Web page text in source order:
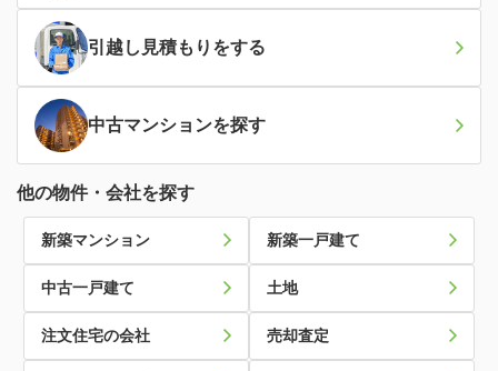
引越し見積もり をする
中古マンションを探す
他の物件・会社を探す
新築マンション 新築一戸建て
中古一戸建て 土地
注文住宅の会社 売却査定